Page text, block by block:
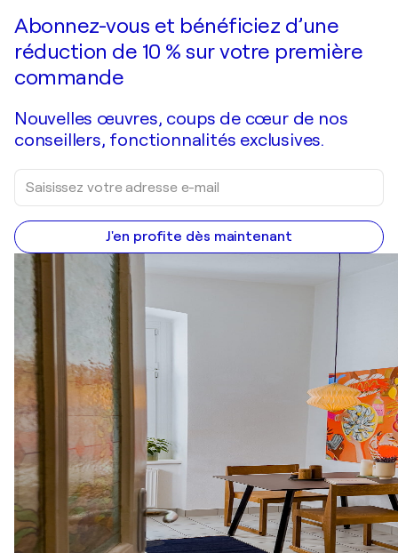
Abonnez-vous et bénéficiez d’une
réduction de 10 % sur votre première
commande
Nouvelles œuvres, coups de cœur de nos
conseillers, fonctionnalités exclusives.
J'en profite dès maintenant